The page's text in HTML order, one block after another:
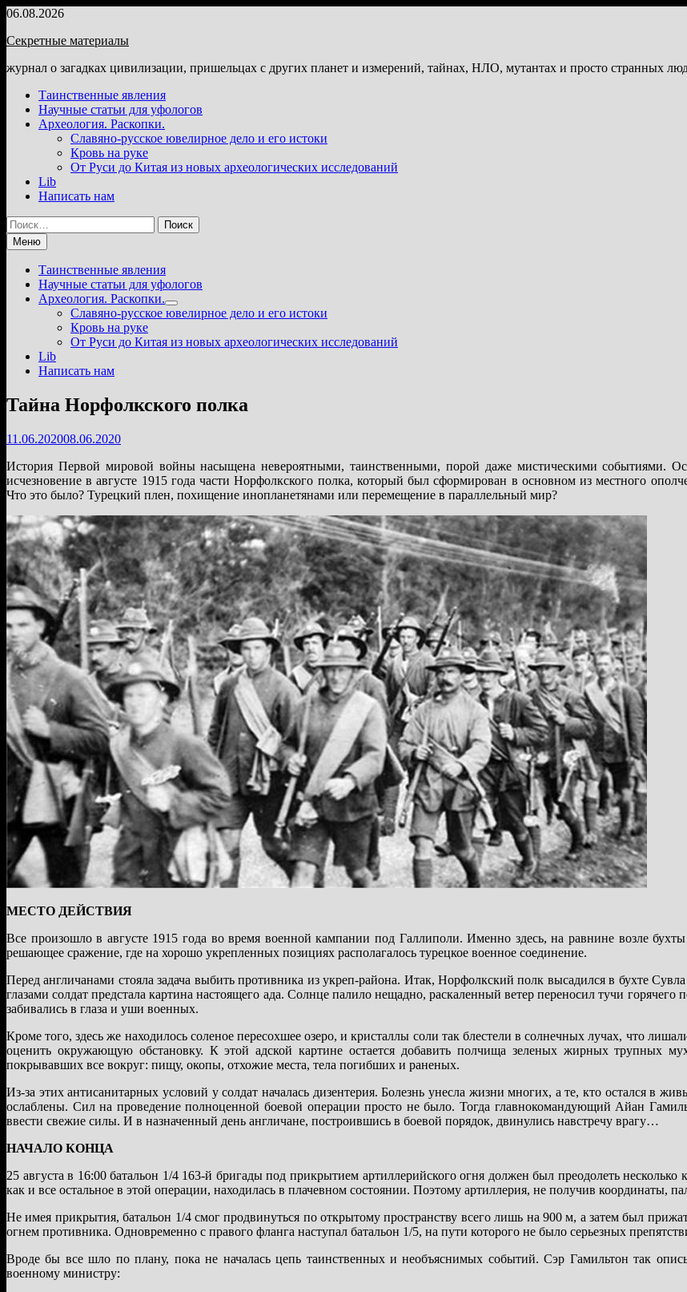
Перейти
содержимому
06.08.2026
Секретные материалы
журнал о загадках цивилизации, пришельцах с других планет и измерений, тайнах, НЛО, мутантах и просто странных
Таинственные явления
Научные статьи для уфологов
Археология. Раскопки.
Славяно-русское ювелирное дело и его истоки
Кровь на руке
От Руси до Китая из новых археологических исследований
Lib
Написать нам
Найти:
Меню
Таинственные явления
Научные статьи для уфологов
Археология. Раскопки.
Показать
подменю
Славяно-русское ювелирное дело и его истоки
Кровь на руке
От Руси до Китая из новых археологических исследований
Lib
Написать нам
Тайна Норфолкского полка
11.06.202008.06.2020
История Первой мировой войны насыщена невероятными, таинственными, порой даже мистическими событиями.
исчезновение в августе 1915 года части Норфолкского полка, который был сформирован в основном из местного
Что это было? Турецкий плен, похищение инопланетянами или перемещение в параллельный мир?
МЕСТО ДЕЙСТВИЯ
Все произошло в августе 1915 года во время военной кампании под Галлиполи. Именно здесь, на равнине возле
решающее сражение, где на хорошо укрепленных позициях располагалось турецкое военное соединение.
Перед англичанами стояла задача выбить противника из укреп-района. Итак, Норфолкский полк высадился в бухте
глазами солдат предстала картина настоящего ада. Солнце палило нещадно, раскаленный ветер переносил тучи горячего
забивались в глаза и уши военных.
Кроме того, здесь же находилось соленое пересохшее озеро, и кристаллы соли так блестели в солнечных лучах, что
оценить окружающую обстановку. К этой адской картине остается добавить полчища зеленых жирных трупных
покрывавших все вокруг: пищу, окопы, отхожие места, тела погибших и раненых.
Из-за этих антисанитарных условий у солдат началась дизентерия. Болезнь унесла жизни многих, а те, кто остался в
ослаблены. Сил на проведение полноценной боевой операции просто не было. Тогда главнокомандующий Айан
ввести свежие силы. И в назначенный день англичане, построившись в боевой порядок, двинулись навстречу врагу…
НАЧАЛО КОНЦА
25 августа в 16:00 батальон 1/4 163-й бригады под прикрытием артиллерийского огня должен был преодолеть несколько
как и все остальное в этой операции, находилась в плачевном состоянии. Поэтому артиллерия, не получив координаты,
Не имея прикрытия, батальон 1/4 смог продвинуться по открытому пространству всего лишь на 900 м, а затем был
огнем противника. Одновременно с правого фланга наступал батальон 1/5, на пути которого не было серьезных
Вроде бы все шло по плану, пока не началась цепь таинственных и необъяснимых событий. Сэр Гамильтон так
военному министру: